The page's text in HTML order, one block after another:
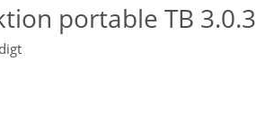
portable TB 3.0.3